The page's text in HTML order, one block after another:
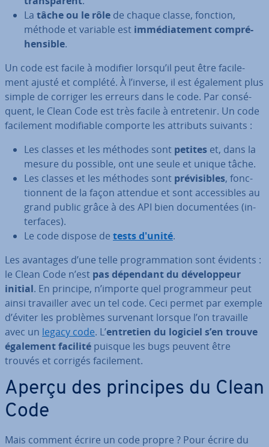
La tâche ou le rôle de chaque classe, fonction,
méthode et variable est im­mé­dia­te­ment com­pré­
hen­sible.
Un code est facile à modifier lorsqu’il peut être fa­ci­le­
ment ajusté et complété. À l’inverse, il est également plus
simple de corriger les erreurs dans le code. Par con­sé­
quent, le Clean Code est très facile à en­tre­te­nir. Un code
fa­ci­le­ment mo­di­fiable comporte les attributs suivants :
Les classes et les méthodes sont petites et, dans la
mesure du possible, ont une seule et unique tâche.
Les classes et les méthodes sont pré­vi­sibles, fonc­
tion­nent de la façon attendue et sont ac­ces­sibles au
grand public grâce à des API bien do­cu­men­tées (in­
ter­faces).
Le code dispose de tests d'unité.
Les avantages d’une telle pro­gram­ma­tion sont évidents :
le Clean Code n’est pas dépendant du dé­ve­lop­peur
initial. En principe, n’importe quel pro­gram­meur peut
ainsi tra­vail­ler avec un tel code. Ceci permet par exemple
d’éviter les problèmes survenant lorsque l’on travaille
avec un legacy code. L’entretien du logiciel s’en trouve
également facilité puisque les bugs peuvent être
trouvés et corrigés fa­ci­le­ment.
Aperçu des principes du Clean
Code
Mais comment écrire un code propre ? Pour écrire du